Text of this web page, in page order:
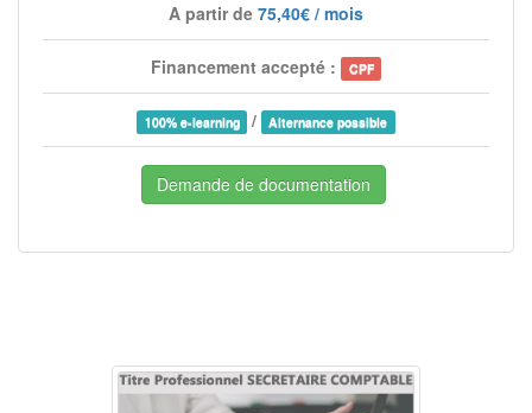
A partir de 75,40€ / mois
Financement accepté : CPF
100% e-learning / Alternance possible
Demande de documentation